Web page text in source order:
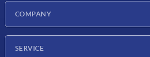
COMPANY
SERVICE